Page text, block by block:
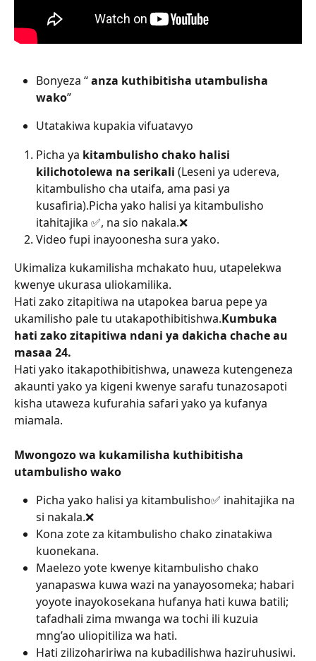
Bonyeza “ anza kuthibitisha utambulisha
wako”
Utatakiwa kupakia vifuatavyo
Picha ya kitambulisho chako halisi
kilichotolewa na serikali (Leseni ya udereva,
kitambulisho cha utaifa, ama pasi ya
kusafiria).Picha yako halisi ya kitambulisho
itahitajika ✅, na sio nakala.❌
Video fupi inayoonesha sura yako.
Ukimaliza kukamilisha mchakato huu, utapelekwa
kwenye ukurasa uliokamilika.
Hati zako zitapitiwa na utapokea barua pepe ya
ukamilisho pale tu utakapothibitishwa.Kumbuka
hati zako zitapitiwa ndani ya dakicha chache au
masaa 24.
Hati yako itakapothibitishwa, unaweza kutengeneza
akaunti yako ya kigeni kwenye sarafu tunazosapoti
kisha utaweza kufurahia safari yako ya kufanya
miamala.
Mwongozo wa kukamilisha kuthibitisha
utambulisho wako
Picha yako halisi ya kitambulisho✅ inahitajika na
si nakala.❌
Kona zote za kitambulisho chako zinatakiwa
kuonekana.
Maelezo yote kwenye kitambulisho chako
yanapaswa kuwa wazi na yanayosomeka; habari
yoyote inayokosekana hufanya hati kuwa batili;
tafadhali zima mwanga wa tochi ili kuzuia
mng’ao uliopitiliza wa hati.
Hati zilizohaririwa na kubadilishwa haziruhusiwi.